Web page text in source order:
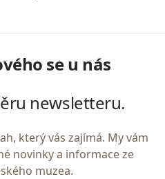
se u nás
newsletteru.
který vás zajímá. My vám
novinky a informace ze
muzea.